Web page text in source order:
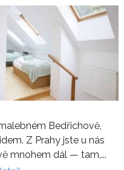
Bedřichově,
Z Prahy jste u nás
mnohem dál — tam,...